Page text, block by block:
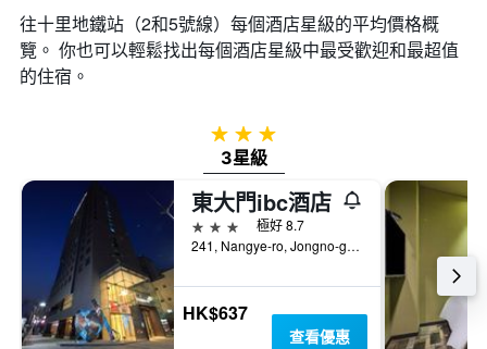
往十里地鐵站（2和5號線）​每個酒店星級的平均價格概
覽。 你也可以輕鬆找出每個酒店星級中最受歡迎和最超值
的住宿。
3星級
3星級
東大門ibc酒店
3星級
極好 8.7
241, Nangye-ro, Jongno-gu, 首爾, 韓國
HK$637
查看優惠